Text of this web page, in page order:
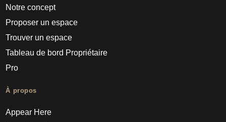
Notre concept
Proposer un espace
Trouver un espace
Tableau de bord Propriétaire
Pro
À propos
Appear Here